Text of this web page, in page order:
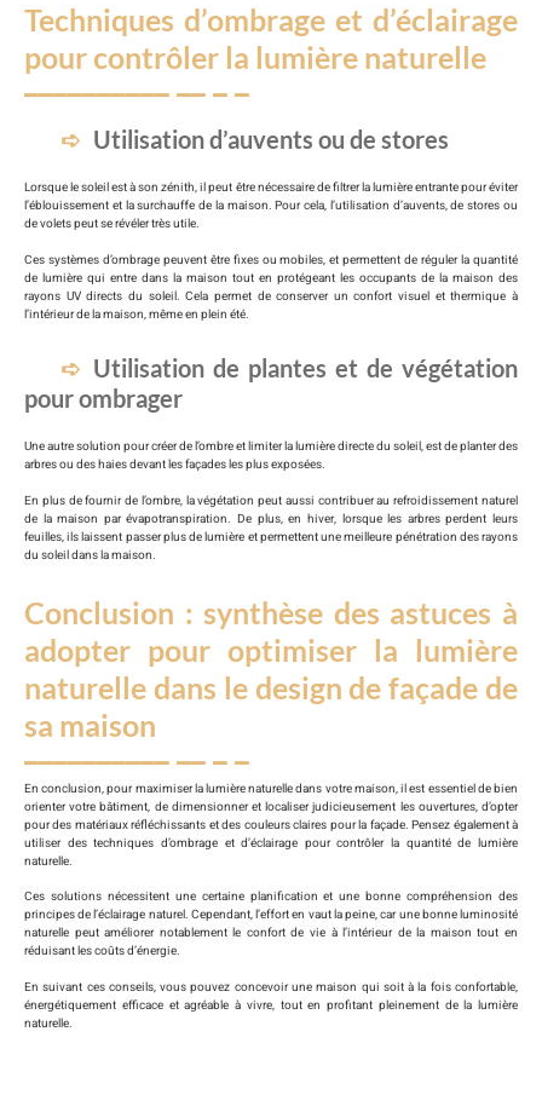
Techniques d’ombrage et d’éclairage
pour contrôler la lumière naturelle
Utilisation d’auvents ou de stores
Lorsque le soleil est à son zénith, il peut être nécessaire de filtrer la lumière entrante pour éviter
l’éblouissement et la surchauffe de la maison. Pour cela, l’utilisation d’auvents, de stores ou
de volets peut se révéler très utile.
Ces systèmes d’ombrage peuvent être fixes ou mobiles, et permettent de réguler la quantité
de lumière qui entre dans la maison tout en protégeant les occupants de la maison des
rayons UV directs du soleil. Cela permet de conserver un confort visuel et thermique à
l’intérieur de la maison, même en plein été.
Utilisation de plantes et de végétation
pour ombrager
Une autre solution pour créer de l’ombre et limiter la lumière directe du soleil, est de planter des
arbres ou des haies devant les façades les plus exposées.
En plus de fournir de l’ombre, la végétation peut aussi contribuer au refroidissement naturel
de la maison par évapotranspiration. De plus, en hiver, lorsque les arbres perdent leurs
feuilles, ils laissent passer plus de lumière et permettent une meilleure pénétration des rayons
du soleil dans la maison.
Conclusion : synthèse des astuces à
adopter pour optimiser la lumière
naturelle dans le design de façade de
sa maison
En conclusion, pour maximiser la lumière naturelle dans votre maison, il est essentiel de bien
orienter votre bâtiment, de dimensionner et localiser judicieusement les ouvertures, d’opter
pour des matériaux réfléchissants et des couleurs claires pour la façade. Pensez également à
utiliser des techniques d’ombrage et d’éclairage pour contrôler la quantité de lumière
naturelle.
Ces solutions nécessitent une certaine planification et une bonne compréhension des
principes de l’éclairage naturel. Cependant, l’effort en vaut la peine, car une bonne luminosité
naturelle peut améliorer notablement le confort de vie à l’intérieur de la maison tout en
réduisant les coûts d’énergie.
En suivant ces conseils, vous pouvez concevoir une maison qui soit à la fois confortable,
énergétiquement efficace et agréable à vivre, tout en profitant pleinement de la lumière
naturelle.